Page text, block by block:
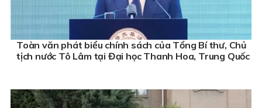
Toàn văn phát biểu chính sách của Tổng Bí thư, Chủ
tịch nước Tô Lâm tại Đại học Thanh Hoa, Trung Quốc